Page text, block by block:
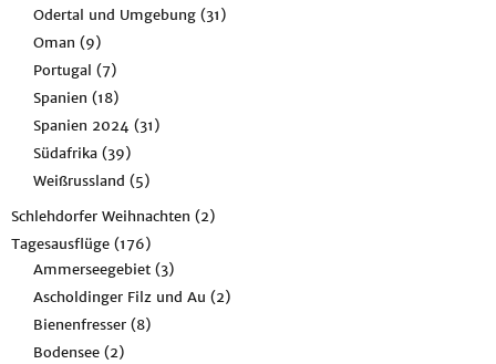
Odertal und Umgebung (31)
Oman (9)
Portugal (7)
Spanien (18)
Spanien 2024 (31)
Südafrika (39)
Weißrussland (5)
Schlehdorfer Weihnachten (2)
Tagesausflüge (176)
Ammerseegebiet (3)
Ascholdinger Filz und Au (2)
Bienenfresser (8)
Bodensee (2)